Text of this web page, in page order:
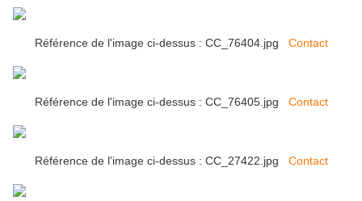
Référence de l'image ci-dessus : CC_76404.jpg Contact
Référence de l'image ci-dessus : CC_76405.jpg Contact
Référence de l'image ci-dessus : CC_27422.jpg Contact